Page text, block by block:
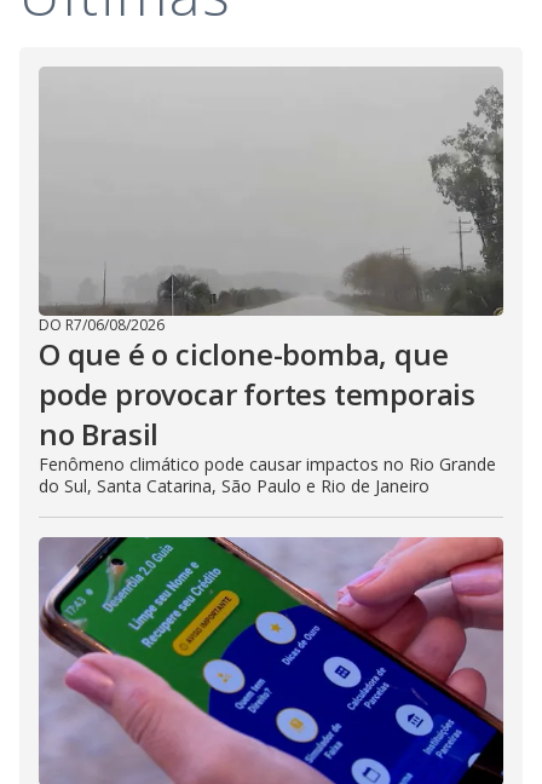
i
o
DO R7/06/08/2026
O que é o ciclone-bomba, que
pode provocar fortes temporais
no Brasil
Fenômeno climático pode causar impactos no Rio Grande
do Sul, Santa Catarina, São Paulo e Rio de Janeiro